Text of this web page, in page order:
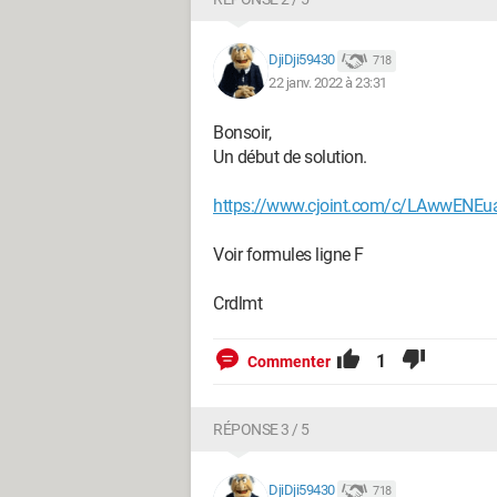
DjiDji59430 718
22 janv. 2022 à 23:31
Bonsoir,
Un début de solution.
https://www.cjoint.com/c/
Voir formules ligne F
Crdlmt
Commenter 1
RÉPONSE 3 / 5
DjiDji59430 718